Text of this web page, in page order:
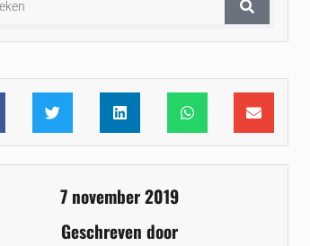
7 november 2019
Geschreven door